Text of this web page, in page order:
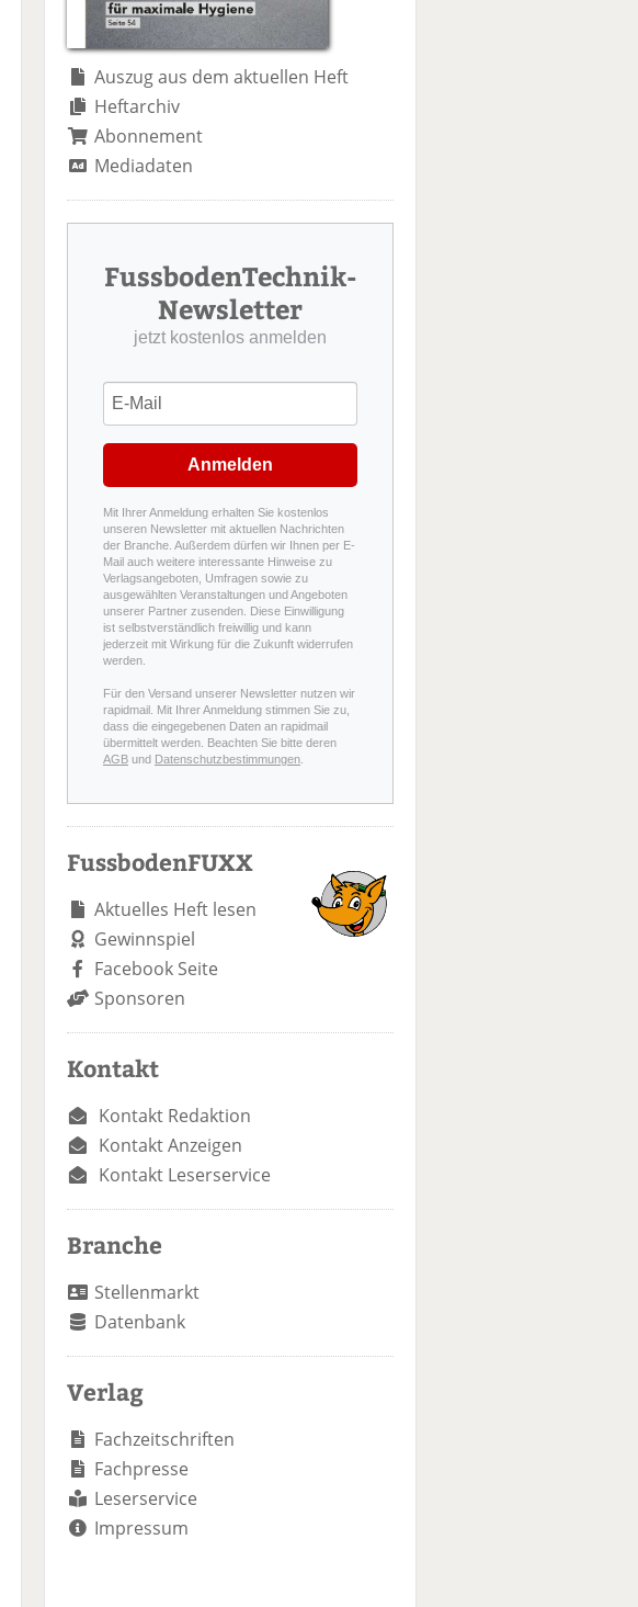
Auszug aus dem aktuellen Heft
Heftarchiv
Abonnement
Mediadaten
FussbodenTechnik-
Newsletter
jetzt kostenlos anmelden
Anmelden
Mit Ihrer Anmeldung erhalten Sie kostenlos
unseren Newsletter mit aktuellen Nachrichten
der Branche. Außerdem dürfen wir Ihnen per E-
Mail auch weitere interessante Hinweise zu
Verlagsangeboten, Umfragen sowie zu
ausgewählten Veranstaltungen und Angeboten
unserer Partner zusenden. Diese Einwilligung
ist selbstverständlich freiwillig und kann
jederzeit mit Wirkung für die Zukunft widerrufen
werden.
Für den Versand unserer Newsletter nutzen wir
rapidmail. Mit Ihrer Anmeldung stimmen Sie zu,
dass die eingegebenen Daten an rapidmail
übermittelt werden. Beachten Sie bitte deren
AGB und Datenschutzbestimmungen.
FussbodenFUXX
Aktuelles Heft lesen
Gewinnspiel
Facebook Seite
Sponsoren
Kontakt
Kontakt Redaktion
Kontakt Anzeigen
Kontakt Leserservice
Branche
Stellenmarkt
Datenbank
Verlag
Fachzeitschriften
Fachpresse
Leserservice
Impressum